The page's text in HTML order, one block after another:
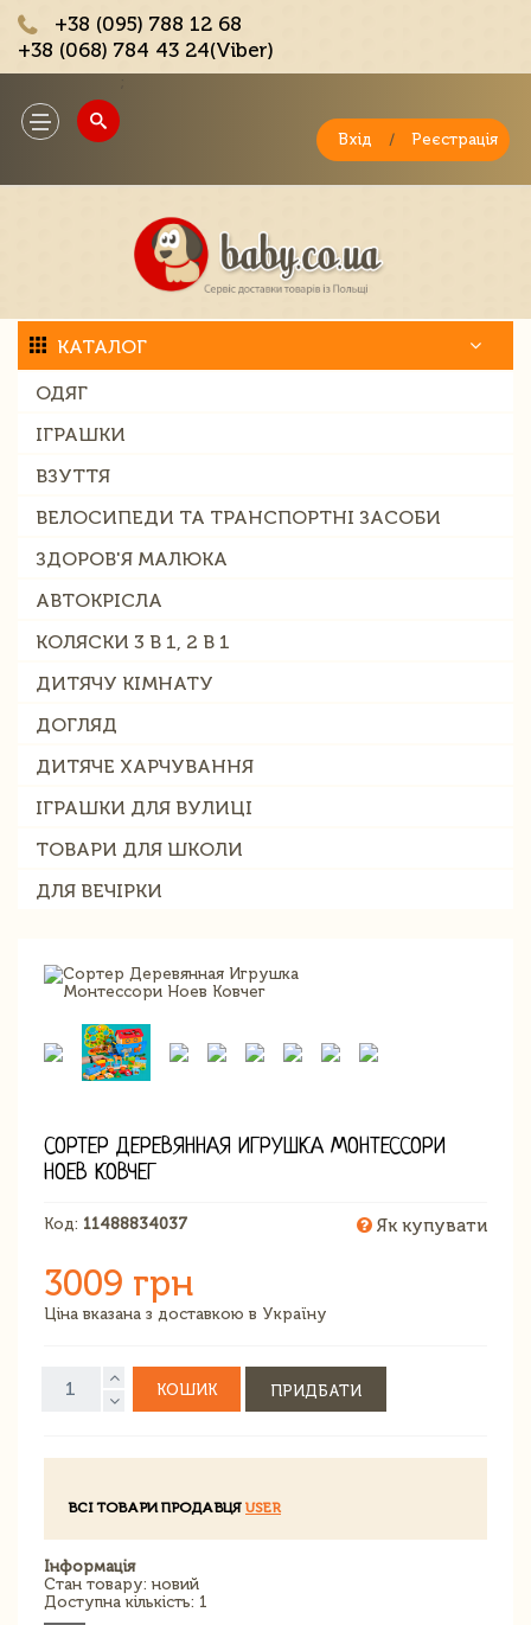
+38 (095) 788 12 68
+38 (068) 784 43 24(Viber)
Toggle
navigation
Вхід / Реєстрація
КАТАЛОГ
ОДЯГ
ІГРАШКИ
ВЗУТТЯ
ВЕЛОСИПЕДИ ТА ТРАНСПОРТНІ ЗАСОБИ
ЗДОРОВ'Я МАЛЮКА
АВТОКРІСЛА
КОЛЯСКИ 3 В 1, 2 В 1
ДИТЯЧУ КІМНАТУ
ДОГЛЯД
ДИТЯЧЕ ХАРЧУВАННЯ
ІГРАШКИ ДЛЯ ВУЛИЦІ
ТОВАРИ ДЛЯ ШКОЛИ
ДЛЯ ВЕЧІРКИ
СОРТЕР ДЕРЕВЯННАЯ ИГРУШКА МОНТЕССОРИ
НОЕВ КОВЧЕГ
Код: 11488834037 Як купувати
3009 грн
Ціна вказана з доставкою в Україну
КОШИК ПРИДБАТИ
ВСІ ТОВАРИ ПРОДАВЦЯ USER
Інформація
Стан товару: новий
Доступна кількість: 1